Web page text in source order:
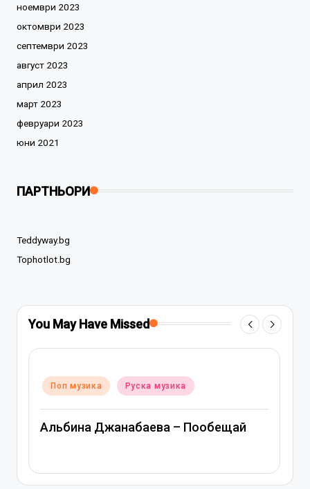
ноември 2023
октомври 2023
септември 2023
август 2023
април 2023
март 2023
февруари 2023
юни 2021
ПАРТНЬОРИ
Teddyway.bg
Tophotlot.bg
You May Have Missed
in
Поп музика Руска музика
Митя Фомин и Альбина Джанабаева –
Спасибо, сердце